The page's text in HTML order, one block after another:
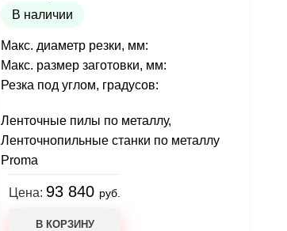
В наличии
Макс. диаметр резки, мм:
Макс. размер заготовки, мм:
Резка под углом, градусов:
Ленточные пилы по металлу,
Ленточнопильные станки по металлу
Proma
Цена: 93 840 руб.
В КОРЗИНУ